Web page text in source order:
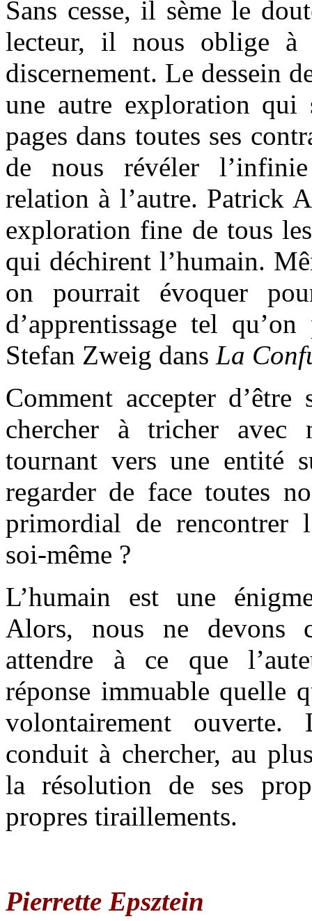
Sans cesse, il sème le
lecteur, il nous oblige à
discernement. Le dessein
une autre exploration
pages dans toutes ses
de nous révéler
relation à l’autre. Patrick
exploration fine de tous
qui déchirent l’humain.
on pourrait évoquer
d’apprentissage tel
Stefan Zweig dans La
Comment accepter
chercher à tricher avec
tournant vers une entité
regarder de face toutes
primordial de rencontrer
soi-même ?
L’humain est une
Alors, nous ne devons
attendre à ce que
réponse immuable quelle
volontairement
conduit à chercher, au
la résolution de ses
propres tiraillements.
Pierrette Epsztein